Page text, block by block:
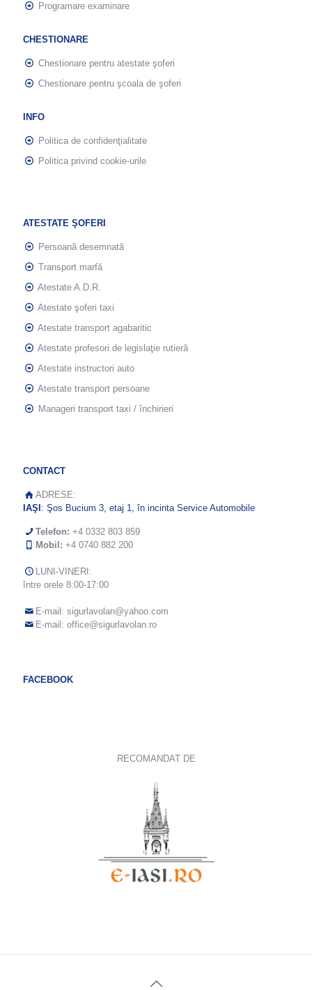
Programare examinare
CHESTIONARE
Chestionare pentru atestate şoferi
Chestionare pentru şcoala de şoferi
INFO
Politica de confidenţialitate
Politica privind cookie-urile
ATESTATE ŞOFERI
Persoană desemnată
Transport marfă
Atestate A.D.R.
Atestate şoferi taxi
Atestate transport agabaritic
Atestate profesori de legislaţie rutieră
Atestate instructori auto
Atestate transport persoane
Manageri transport taxi / închirieri
CONTACT
ADRESE:
IAŞI : Şos Bucium 3, etaj 1, în incinta Service Automobile
Telefon: +4 0332 803 859
Mobil: +4 0740 882 200
LUNI-VINERI:
între orele 8:00-17:00
E-mail:sigurlavolan@yahoo.com
E-mail:office@sigurlavolan.ro
FACEBOOK
RECOMANDAT DE